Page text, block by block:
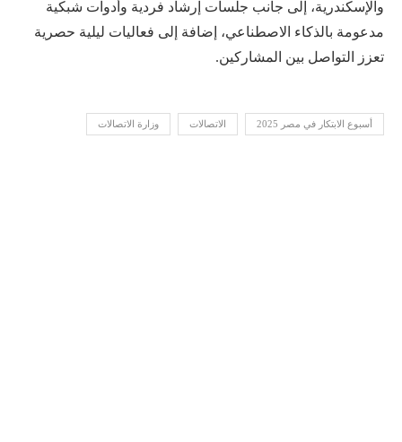
والإسكندرية، إلى جانب جلسات إرشاد فردية وأدوات شبكية
مدعومة بالذكاء الاصطناعي، إضافة إلى فعاليات ليلية حصرية
تعزز التواصل بين المشاركين.
أسبوع الابتكار في مصر 2025 الاتصالات وزارة الاتصالات